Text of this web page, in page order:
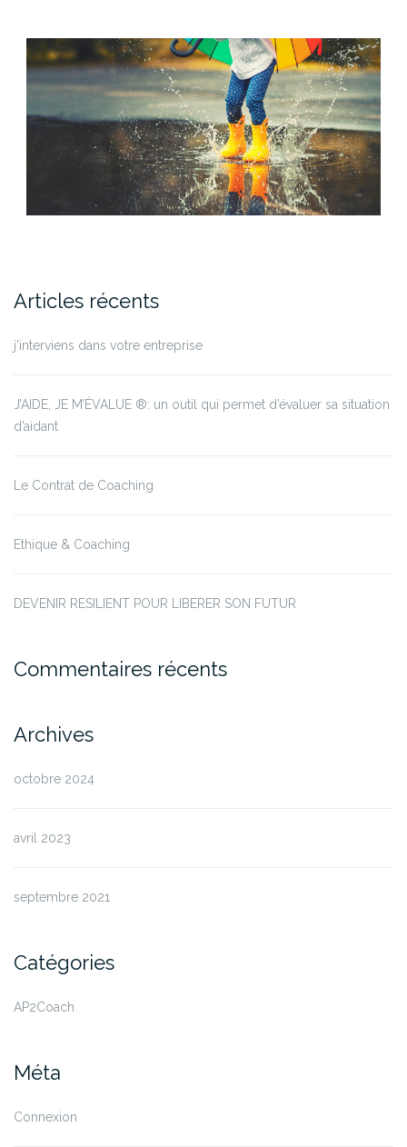
Articles récents
j’interviens dans votre entreprise
J’AIDE, JE M’ÉVALUE ®: un outil qui permet d’évaluer sa situation
d’aidant
Le Contrat de Coaching
Ethique & Coaching
DEVENIR RESILIENT POUR LIBERER SON FUTUR
Commentaires récents
Archives
octobre 2024
avril 2023
septembre 2021
Catégories
AP2Coach
Méta
Connexion